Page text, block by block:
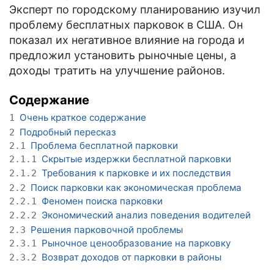
Эксперт по городскому планированию изучил
проблему бесплатных парковок в США. Он
показал их негативное влияние на города и
предложил установить рыночные цены, а
доходы тратить на улучшение районов.
Содержание
1 Очень краткое содержание
2 Подробный пересказ
2.1 Проблема бесплатной парковки
2.1.1 Скрытые издержки бесплатной парковки
2.1.2 Требования к парковке и их последствия
2.2 Поиск парковки как экономическая проблема
2.2.1 Феномен поиска парковки
2.2.2 Экономический анализ поведения водителей
2.3 Решения парковочной проблемы
2.3.1 Рыночное ценообразование на парковку
2.3.2 Возврат доходов от парковки в районы